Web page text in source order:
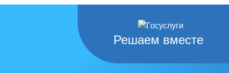
Решаем вместе